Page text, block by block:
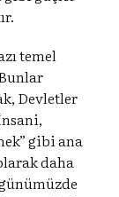
temel
Devletler
gibi ana
daha